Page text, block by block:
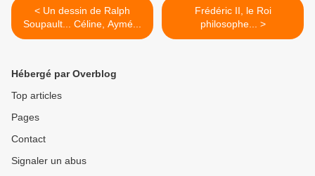
< Un dessin de Ralph
Soupault... Céline, Aymé...
Frédéric II, le Roi
philosophe... >
Hébergé par Overblog
Top articles
Pages
Contact
Signaler un abus